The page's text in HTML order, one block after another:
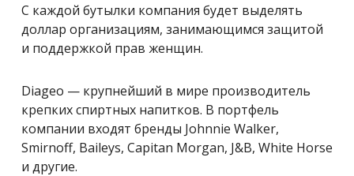
С каждой бутылки компания будет выделять
доллар организациям, занимающимся защитой
и поддержкой прав женщин.
Diageo — крупнейший в мире производитель
крепких спиртных напитков. В портфель
компании входят бренды Johnnie Walker,
Smirnoff, Baileys, Capitan Morgan, J&B, White Horse
и другие.